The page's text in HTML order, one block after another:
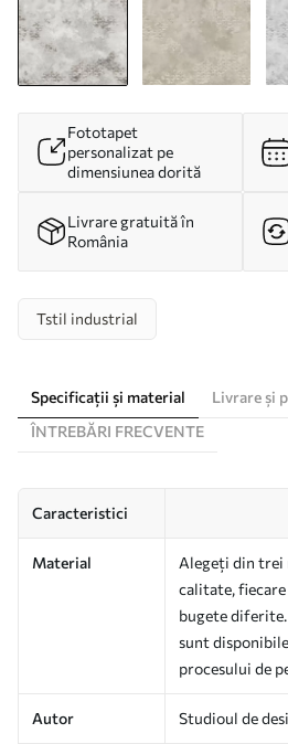
Fototapet
personalizat pe
dimensiunea dorită
Livrare gratuită în
România
Tstil industrial
Specificații și material
Livrare și
ÎNTREBĂRI FRECVENTE
Caracteristici
Material
Alegeți din trei
calitate,
bugete
sunt
procesului de
Autor Studioul de